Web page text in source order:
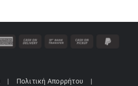
Πολιτική Απορρήτου